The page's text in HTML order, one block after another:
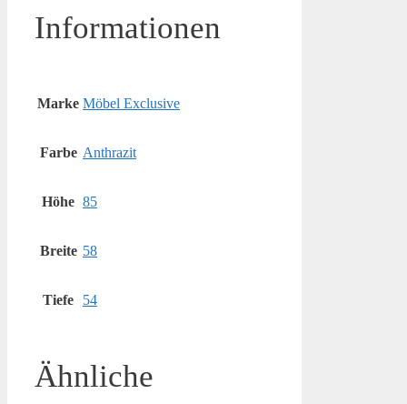
Informationen
Marke Möbel Exclusive
Farbe Anthrazit
Höhe 85
Breite 58
Tiefe 54
Ähnliche